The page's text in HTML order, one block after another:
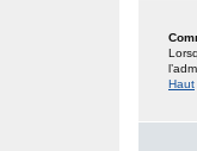
Haut